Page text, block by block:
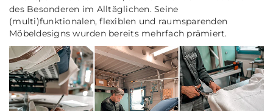
des Besonderen im Alltäglichen. Seine
(multi)funktionalen, flexiblen und raumsparenden
Möbeldesigns wurden bereits mehrfach prämiert.